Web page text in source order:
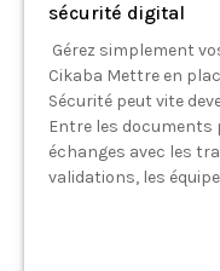
sécurité digital
Gérez simplement
Cikaba Mettre en
Sécurité peut vite
Entre les documents
échanges avec les
validations, les